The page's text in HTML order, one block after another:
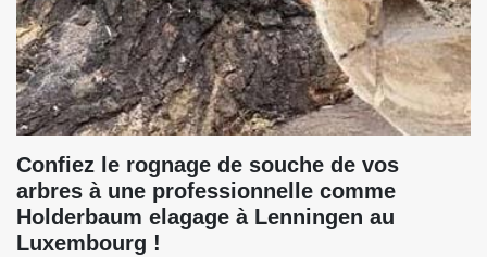
Confiez le rognage de souche de vos
arbres à une professionnelle comme
Holderbaum elagage à Lenningen au
Luxembourg !